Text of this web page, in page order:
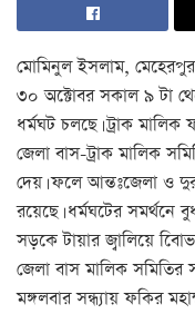
মোমিনুল ইসলাম, মেহেরপুর
৩০ অক্টোবর সকাল ৯ টা
ধর্মঘট চলছে। ট্রাক মালিক
জেলা বাস-ট্রাক মালিক
দেয়। ফলে আন্তঃজেলা ও
রয়েছে। ধর্মঘটের সমর্থনে
সড়কে টায়ার জ্বালিয়ে
জেলা বাস মালিক
মঙ্গলবার সন্ধ্যায় ফকির